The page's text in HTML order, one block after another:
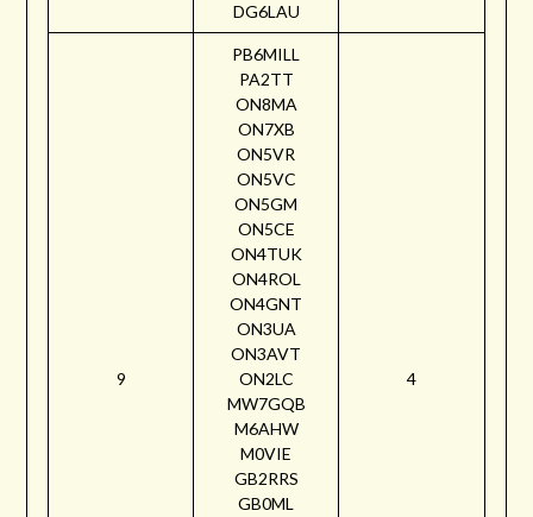
DG6LAU
9
PB6MILL
PA2TT
ON8MA
ON7XB
ON5VR
ON5VC
ON5GM
ON5CE
ON4TUK
ON4ROL
ON4GNT
ON3UA
ON3AVT
ON2LC
MW7GQB
M6AHW
M0VIE
GB2RRS
GB0ML
4